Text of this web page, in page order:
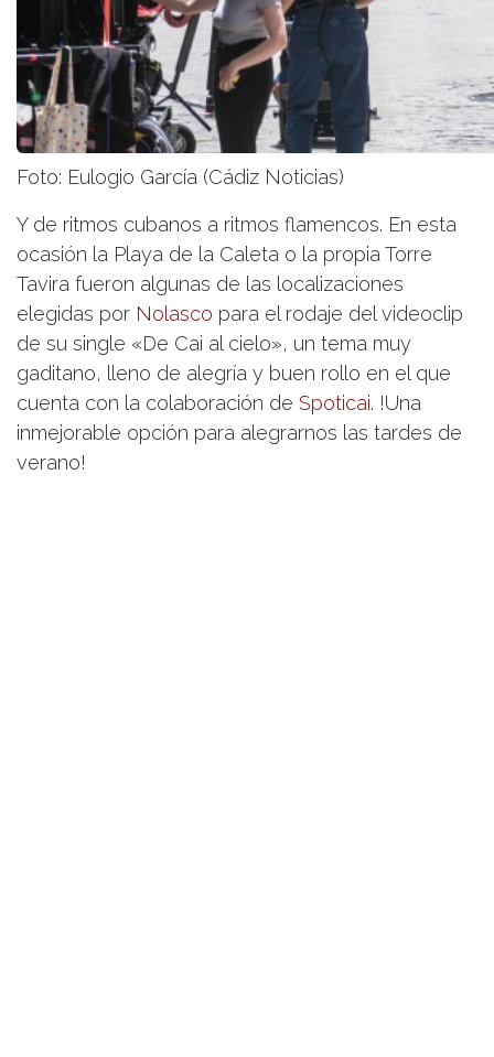
Foto: Eulogio García (Cádiz Noticias)
Y de ritmos cubanos a ritmos flamencos. En esta
ocasión la Playa de la Caleta o la propia Torre
Tavira fueron algunas de las localizaciones
elegidas por Nolasco para el rodaje del videoclip
de su single «De Cai al cielo», un tema muy
gaditano, lleno de alegría y buen rollo en el que
cuenta con la colaboración de Spoticai. !Una
inmejorable opción para alegrarnos las tardes de
verano!